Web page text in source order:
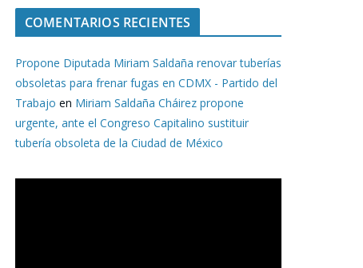
COMENTARIOS RECIENTES
Propone Diputada Miriam Saldaña renovar tuberías
obsoletas para frenar fugas en CDMX - Partido del
Trabajo en Miriam Saldaña Cháirez propone
urgente, ante el Congreso Capitalino sustituir
tubería obsoleta de la Ciudad de México